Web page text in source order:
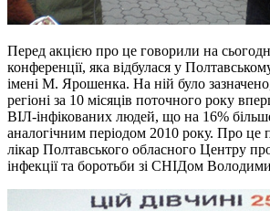
Перед акцією про це говорили на
конференції, яка відбулася у
імені М. Ярошенка. На ній було
регіоні за 10 місяців поточного року
ВІЛ-інфікованих людей, що на 16%
аналогічним періодом 2010 року. Про це
лікар Полтавського обласного Центру
інфекції та боротьби зі СНІДом